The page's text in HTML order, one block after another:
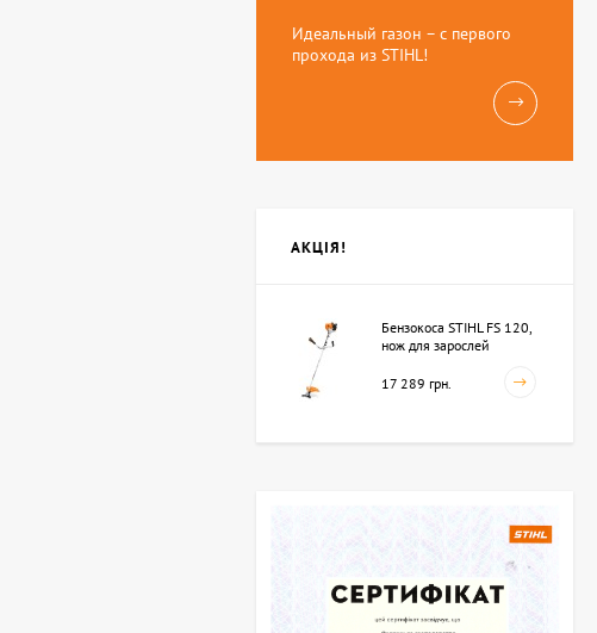
Идеальный газон – с первого
прохода из STIHL!
АКЦІЯ!
Бензокоса STIHL FS 120,
нож для зарослей
17 289 грн.